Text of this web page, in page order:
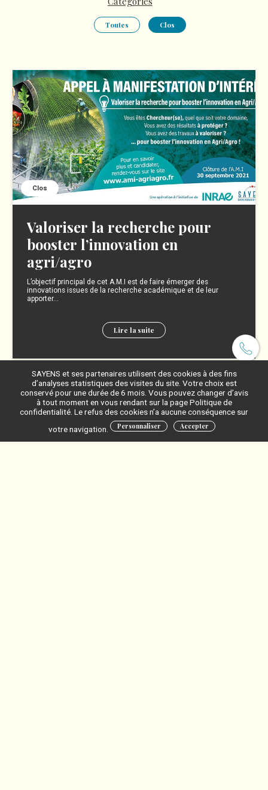
Toutes Clos
Clos
Valoriser la recherche pour
booster l’innovation en
agri/agro
L’objectif principal de cet A.M.I est de faire émerger des
innovations issues de la recherche académique et de leur
apporter...
Lire la suite
SAYENS et ses partenaires utilisent des cookies à des fins
d’analyses statistiques des visites du site. Votre choix est
conservé pour une durée de 6 mois. Vous pouvez changer d’avis
à tout moment en vous rendant sur la page Politique de
confidentialité. Le refus des cookies n’a aucune conséquence sur
votre navigation.
Personnaliser Accepter